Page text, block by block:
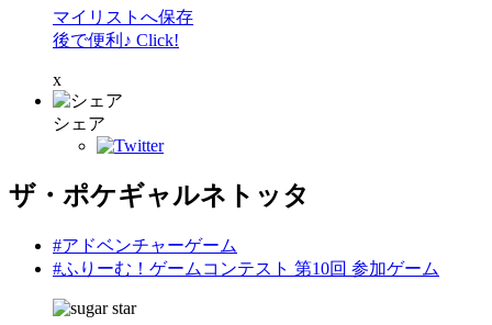
マイリストへ保存
後で便利♪ Click!
x
シェア
ザ・ポケギャルネトッタ
#アドベンチャーゲーム
#ふりーむ！ゲームコンテスト 第10回 参加ゲーム